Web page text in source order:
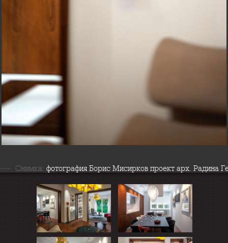
Снимка: фотография Борис Мисирков проект арх. Радина